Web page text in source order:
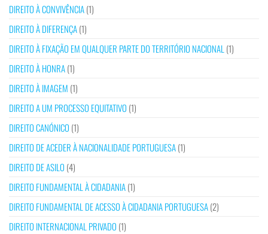
DIREITO À CONVIVÊNCIA(1)
DIREITO À DIFERENÇA(1)
DIREITO À FIXAÇÃO EM QUALQUER PARTE DO TERRITÓRIO NACIONAL (1)
DIREITO À HONRA(1)
DIREITO À IMAGEM (1)
DIREITO A UM PROCESSO EQUITATIVO (1)
DIREITO CANÓNICO (1)
DIREITO DE ACEDER À NACIONALIDADE PORTUGUESA(1)
DIREITO DE ASILO (4)
DIREITO FUNDAMENTAL À CIDADANIA(1)
DIREITO FUNDAMENTAL DE ACESSO À CIDADANIA PORTUGUESA(2)
DIREITO INTERNACIONAL PRIVADO (1)